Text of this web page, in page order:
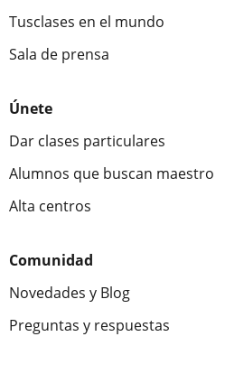
Tusclases en el mundo
Sala de prensa
Únete
Dar clases particulares
Alumnos que buscan maestro
Alta centros
Comunidad
Novedades y Blog
Preguntas y respuestas